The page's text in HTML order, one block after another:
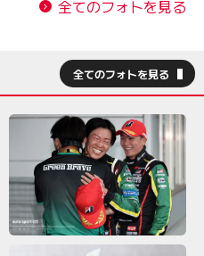
全てのフォトを見る
全てのフォトを見る